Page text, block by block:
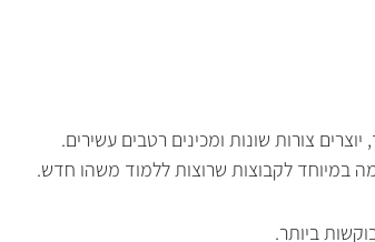
צורות שונות ומכינים רטבים עשירים.
במיוחד לקבוצות שרוצות ללמוד משהו חדש.
ביותר.